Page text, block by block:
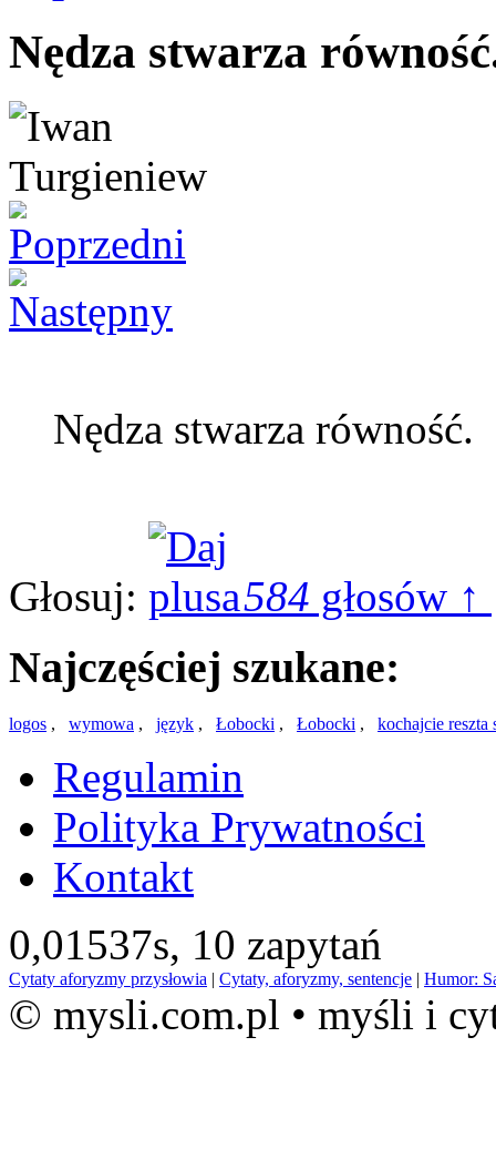
Nędza stwarza
Nędza stwarza równość.
Głosuj: 584 głosów ↑
Najczęściej szukane:
logos , wymowa , język , Łobocki , Łobocki , kochajcie reszta
Regulamin
Polityka Prywatności
Kontakt
0,01537s, 10 zapytań
Cytaty aforyzmy przysłowia | Cytaty, aforyzmy, sentencje | Humor:
© mysli.com.pl • myśli i